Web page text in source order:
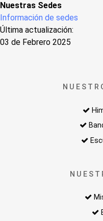
Nuestras Sedes
Información de sedes
Última actualización:
03 de Febrero 2025